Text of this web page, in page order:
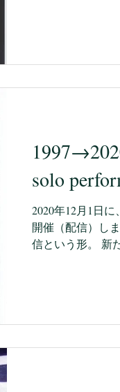
1997→2020 ～The other side
solo
2020年12月1日
開催（配信）し
信という形。 新